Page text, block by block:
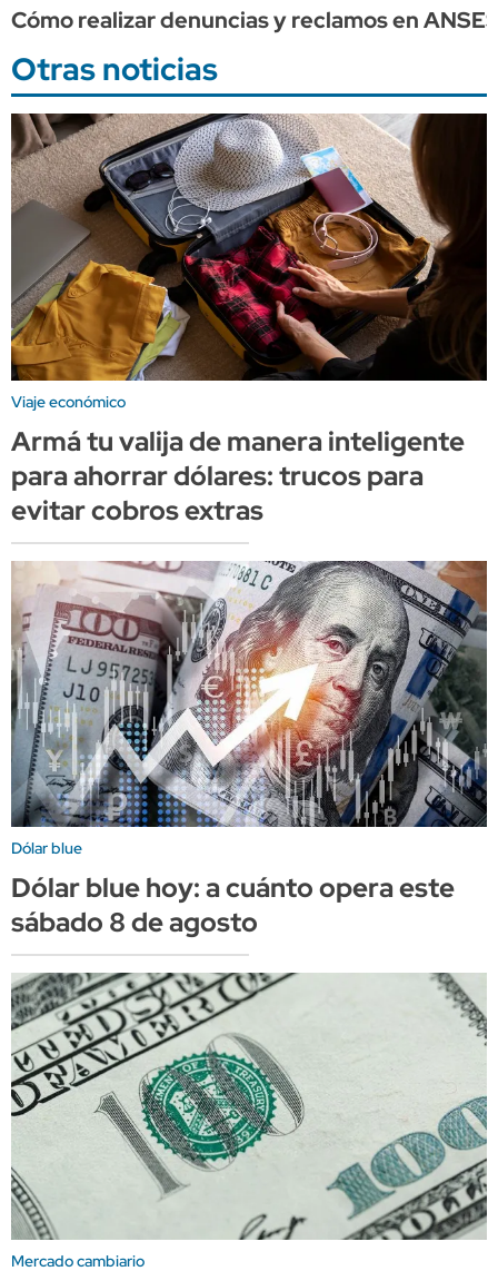
Cómo realizar denuncias y reclamos en
Otras noticias
Viaje económico
Armá tu valija de manera inteligente
para ahorrar dólares: trucos para
evitar cobros extras
Dólar blue
Dólar blue hoy: a cuánto opera este
sábado 8 de agosto
Mercado cambiario